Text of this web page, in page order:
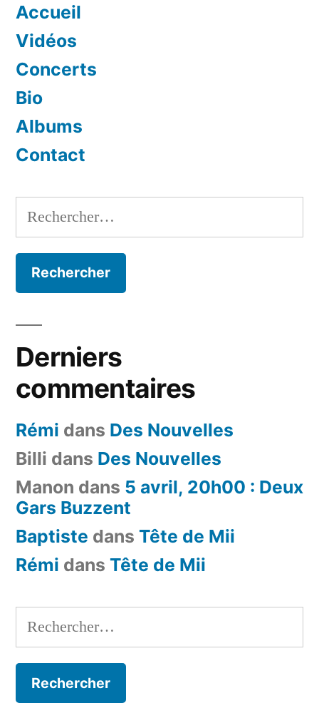
Accueil
Vidéos
Concerts
Bio
Albums
Contact
Rechercher :
Derniers
commentaires
Rémi dans Des Nouvelles
Billi dans Des Nouvelles
Manon dans 5 avril, 20h00 : Deux
Gars Buzzent
Baptiste dans Tête de Mii
Rémi dans Tête de Mii
Rechercher :